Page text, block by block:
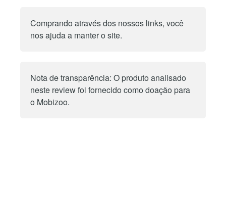
Comprando através dos nossos links, você
nos ajuda a manter o site.
Nota de transparência: O produto analisado
neste review foi fornecido como doação para
o Mobizoo.